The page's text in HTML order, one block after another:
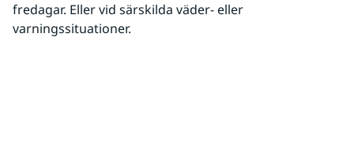
fredagar. Eller vid särskilda väder- eller
varningssituationer.